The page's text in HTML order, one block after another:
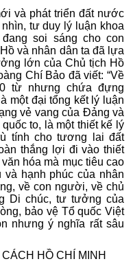
và phát triển đất nước
tư duy lý luận khoa
soi sáng cho con
và nhân dân ta đã lựa
lớn của Chủ tịch Hồ
Chí Bảo đã viết: “Về
từ nhưng chứa đựng
một đại tổng kết lý luận
vẻ vang của Đảng và
to, là một thiết kế lý
tính cho tương lai đất
thắng lợi đi vào thiết
hóa mà mục tiêu cao
hạnh phúc của nhân
về con người, về chủ
Di chúc, tư tưởng của
bảo vệ Tổ quốc Việt
nhưng ý nghĩa rất sâu
HỒ CHÍ MINH